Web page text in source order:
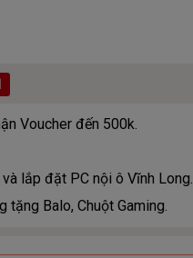
Voucher đến 500k.
lắp đặt PC nội ô Vĩnh Long.
tặng Balo, Chuột Gaming.